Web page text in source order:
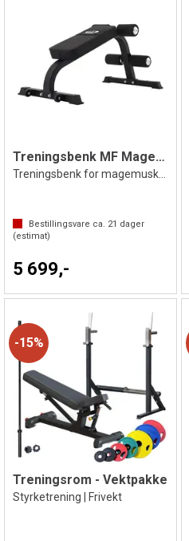
Treningsbenk MF Magebenk BX20
Treningsbenk for magemuskler
Bestillingsvare ca. 21 dager
(estimat)
5 699,-
15%
Treningsrom - Vektpakke
Styrketrening | Frivekt